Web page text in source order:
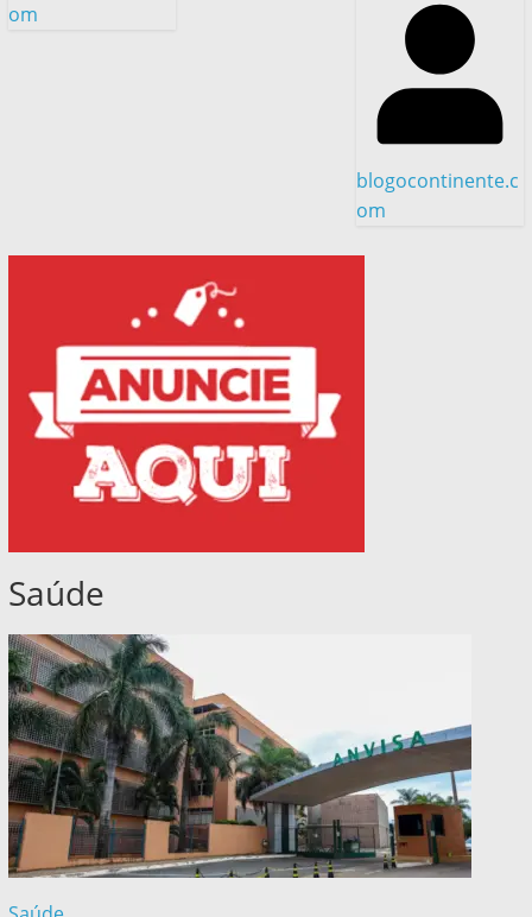
om
blogocontinente.c
om
Saúde